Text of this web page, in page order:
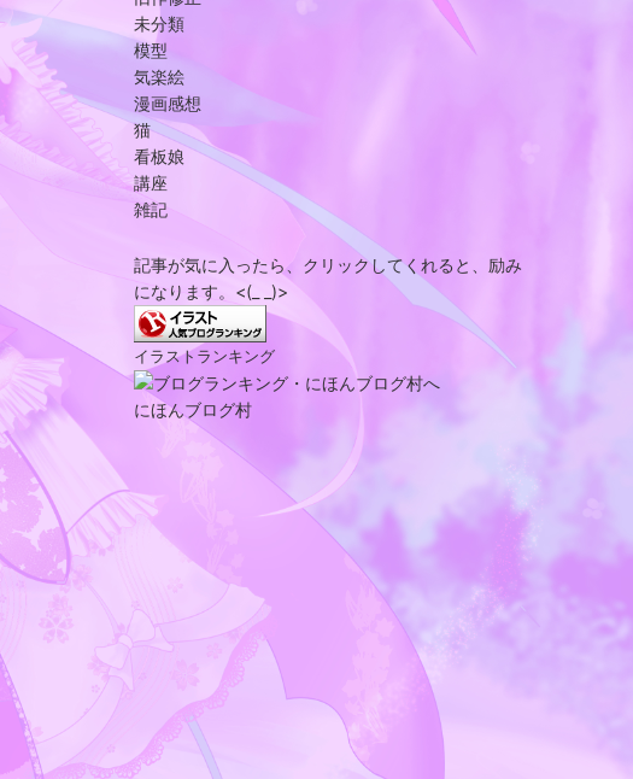
未分類
模型
気楽絵
漫画感想
猫
看板娘
講座
雑記
記事が気に入ったら、クリックしてくれると、励み
になります。<(_ _)>
イラストランキング
にほんブログ村